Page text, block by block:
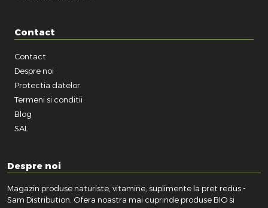
Contact
Contact
Despre noi
Protectia datelor
Termeni si conditii
Blog
SAL
Despre noi
Magazin produse naturiste, vitamine, suplimente la pret redus -
Sam Distribution. Ofera noastra mai cuprinde produse BIO si